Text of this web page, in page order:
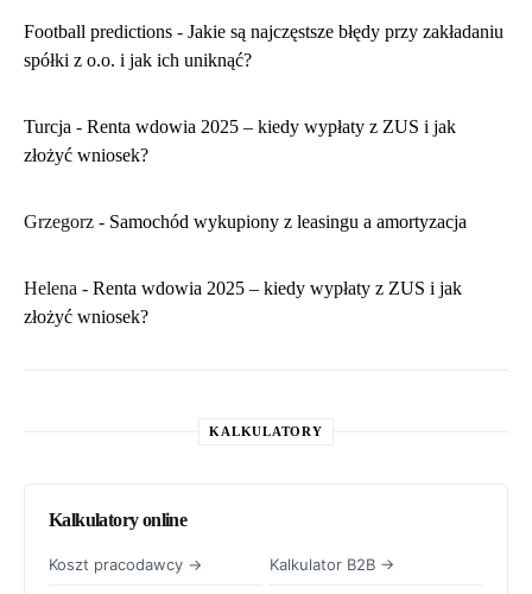
Football predictions - Jakie są najczęstsze błędy przy zakładaniu
spółki z o.o. i jak ich uniknąć?
Turcja - Renta wdowia 2025 – kiedy wypłaty z ZUS i jak
złożyć wniosek?
Grzegorz - Samochód wykupiony z leasingu a amortyzacja
Helena - Renta wdowia 2025 – kiedy wypłaty z ZUS i jak
złożyć wniosek?
KALKULATORY
Kalkulatory online
Koszt pracodawcy → Kalkulator B2B →